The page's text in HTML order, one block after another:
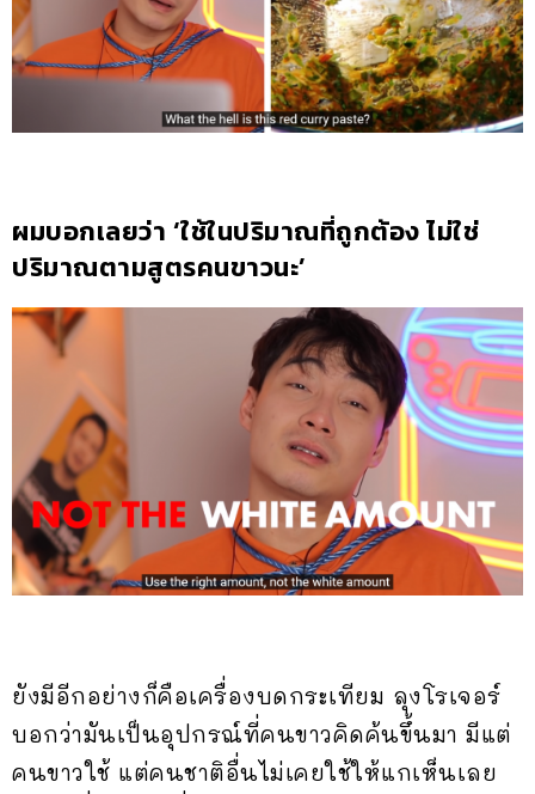
ผมบอกเลยว่า ‘ใช้ในปริมาณที่ถูกต้อง ไม่ใช่
ปริมาณตามสูตรคนขาวนะ’
ยังมีอีกอย่างก็คือเครื่องบดกระเทียม ลุงโรเจอร์
บอกว่ามันเป็นอุปกรณ์ที่คนขาวคิดค้นขึ้นมา มีแต่
คนขาวใช้ แต่คนชาติอื่นไม่เคยใช้ให้แกเห็นเลย